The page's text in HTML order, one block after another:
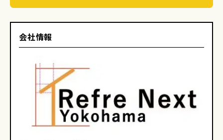
会社情報